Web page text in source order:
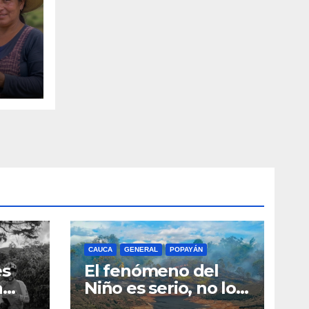
de
CAUCA GENERAL POPAYÁN
El fenómeno del
Niño es serio, no lo